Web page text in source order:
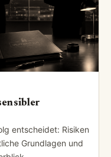
entscheidet: Risiken
Grundlagen und